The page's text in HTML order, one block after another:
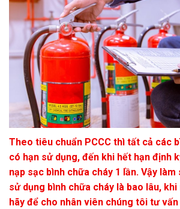
Theo tiêu chuẩn PCCC thì tất cả các
có hạn sử dụng, đến khi hết hạn định
nạp sạc bình chữa cháy 1 lần. Vậy
sử dụng bình chữa cháy là bao lâu,
hãy để cho nhân viên chúng tôi tư